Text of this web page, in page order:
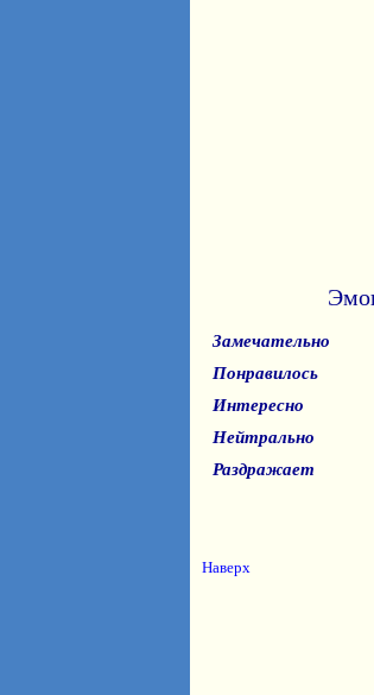
Замечательно
Понравилось
Интересно
Нейтрально
Раздражает
Наверх